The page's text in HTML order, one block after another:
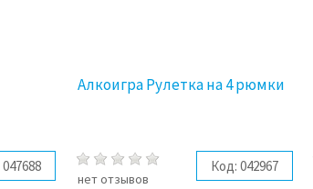
047688
Алкоигра Рулетка на 4 рюмки
нет отзывов
Код: 042967